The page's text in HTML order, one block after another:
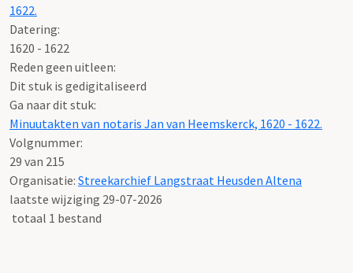
1622.
Datering:
1620 - 1622
Reden geen uitleen:
Dit stuk is gedigitaliseerd
Ga naar dit stuk:
Minuutakten van notaris Jan van Heemskerck, 1620 - 1622.
Volgnummer:
29 van 215
Organisatie: Streekarchief Langstraat Heusden Altena
laatste wijziging 29-07-2026
totaal 1 bestand